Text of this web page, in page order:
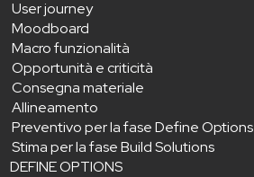
User journey
Moodboard
Macro funzionalità
Opportunità e criticità
Consegna materiale
Allineamento
Preventivo per la fase Define Options
Stima per la fase Build Solutions
DEFINE OPTIONS